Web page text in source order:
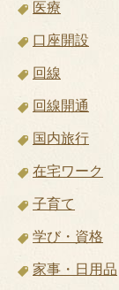
医療
口座開設
回線
回線開通
国内旅行
在宅ワーク
子育て
学び・資格
家事・日用品